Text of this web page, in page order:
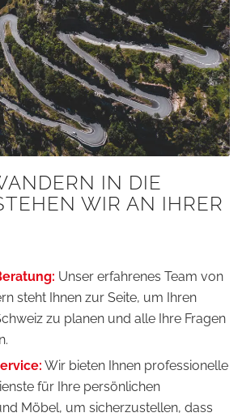
IN DIE
WIR AN IHRER
Unser erfahrenes Team von
steht Ihnen zur Seite, um Ihren
zu planen und alle Ihre Fragen
Wir bieten Ihnen professionelle
für Ihre persönlichen
Möbel, um sicherzustellen, dass